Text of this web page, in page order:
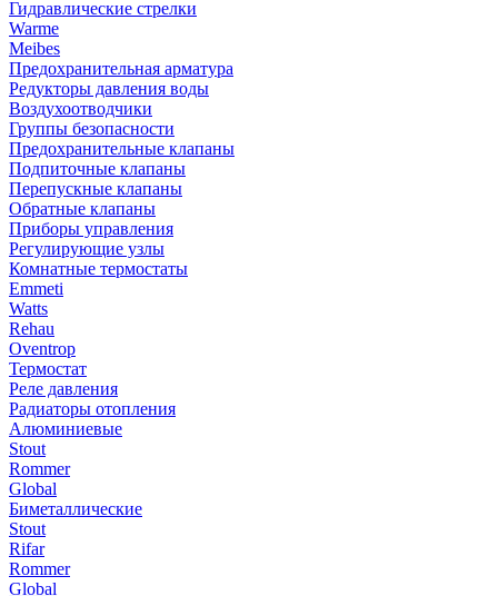
Гидравлические стрелки
Warme
Meibes
Предохранительная арматура
Редукторы давления воды
Воздухоотводчики
Группы безопасности
Предохранительные клапаны
Подпиточные клапаны
Перепускные клапаны
Обратные клапаны
Приборы управления
Регулирующие узлы
Комнатные термостаты
Emmeti
Watts
Rehau
Oventrop
Термостат
Реле давления
Радиаторы отопления
Алюминиевые
Stout
Rommer
Global
Биметаллические
Stout
Rifar
Rommer
Global